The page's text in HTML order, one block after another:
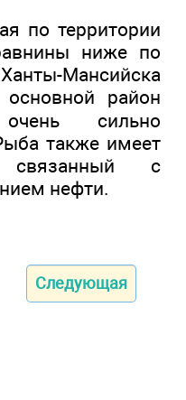
по территории
ниже по
Мансийска
район
сильно
также имеет
связанный с
нефти.
Следующая